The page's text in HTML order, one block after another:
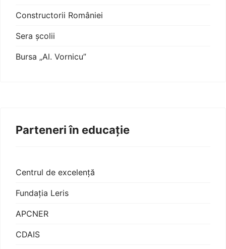
Constructorii României
Sera școlii
Bursa „Al. Vornicu”
Parteneri în educație
Centrul de excelență
Fundația Leris
APCNER
CDAIS